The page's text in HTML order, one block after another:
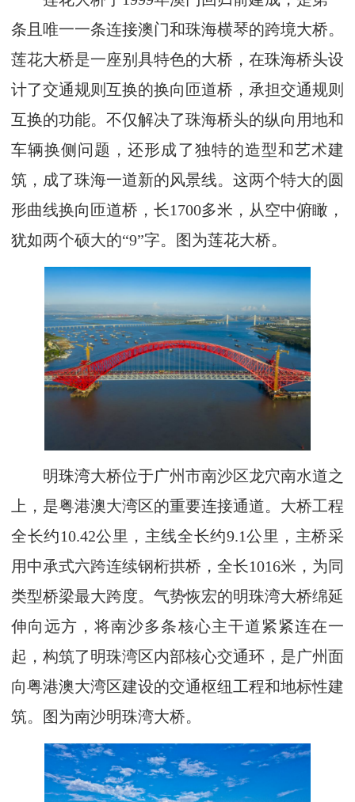
条且唯一一条连接澳门和珠海横琴的跨境大桥。
莲花大桥是一座别具特色的大桥，在珠海桥头设
计了交通规则互换的换向匝道桥，承担交通规则
互换的功能。不仅解决了珠海桥头的纵向用地和
车辆换侧问题，还形成了独特的造型和艺术建
筑，成了珠海一道新的风景线。这两个特大的圆
形曲线换向匝道桥，长1700多米，从空中俯瞰，
犹如两个硕大的“9”字。图为莲花大桥。
明珠湾大桥位于广州市南沙区龙穴南水道之
上，是粤港澳大湾区的重要连接通道。大桥工程
全长约10.42公里，主线全长约9.1公里，主桥采
用中承式六跨连续钢桁拱桥，全长1016米，为同
类型桥梁最大跨度。气势恢宏的明珠湾大桥绵延
伸向远方，将南沙多条核心主干道紧紧连在一
起，构筑了明珠湾区内部核心交通环，是广州面
向粤港澳大湾区建设的交通枢纽工程和地标性建
筑。图为南沙明珠湾大桥。